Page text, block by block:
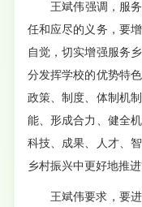
王斌伟强调，服
任和应尽的义务，要
自觉，切实增强服务
分发挥学校的优势特
政策、制度、体制机
能、形成合力、健全
科技、成果、人才、
乡村振兴中更好地推进
王斌伟要求，要